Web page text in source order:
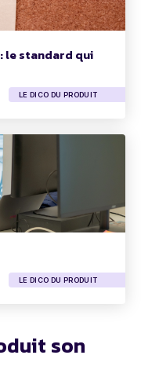
le standard qui
LE DICO DU PRODUIT
LE DICO DU PRODUIT
son